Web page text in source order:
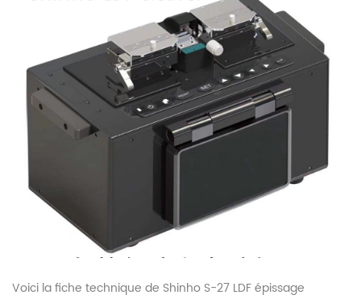
Voici la fiche technique de Shinho S-27 LDF épissage